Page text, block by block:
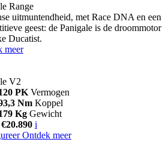
Range
uitmuntendheid, met Race DNA en een
geest: de Panigale is de droommotor
Ducatist.
meer
V2
PK Vermogen
Nm Koppel
Kg Gewicht
i
Ontdek meer